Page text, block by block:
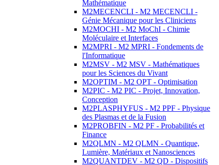
Mathématique
M2MECENCLI - M2 MECENCLI -
Génie Mécanique pour les Cliniciens
M2MOCHI - M2 MoChI - Chimie
Moléculaire et Interfaces
M2MPRI - M2 MPRI - Fondements de
l'Informatique
M2MSV - M2 MSV - Mathématiques
pour les Sciences du Vivant
M2OPTIM - M2 OPT - Optimisation
M2PIC - M2 PIC - Projet, Innovation,
Conception
M2PLASPHYFUS - M2 PPF - Physique
des Plasmas et de la Fusion
M2PROBFIN - M2 PF - Probabilités et
Finance
M2QLMN - M2 QLMN - Quantique,
Lumière, Matériaux et Nanosciences
M2QUANTDEV - M2 QD - Dispositifs